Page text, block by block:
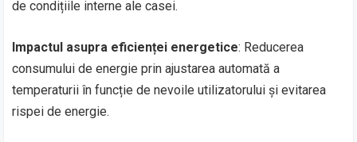
de condițiile interne ale casei.
Impactul asupra eficienței energetice: Reducerea
consumului de energie prin ajustarea automată a
temperaturii în funcție de nevoile utilizatorului și evitarea
rispei de energie.